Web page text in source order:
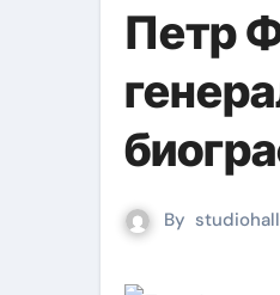
Петр
By